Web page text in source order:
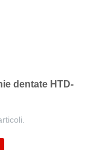
dentate HTD-